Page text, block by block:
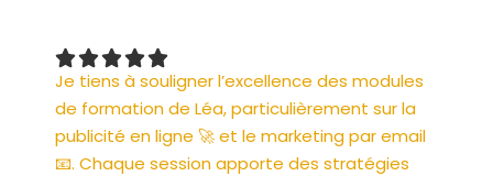
Je tiens à souligner l’excellence des modules
de formation de Léa, particulièrement sur la
publicité en ligne 🚀 et le marketing par email
📧. Chaque session apporte des stratégies